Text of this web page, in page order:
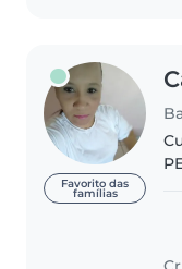
Favorito das
famílias